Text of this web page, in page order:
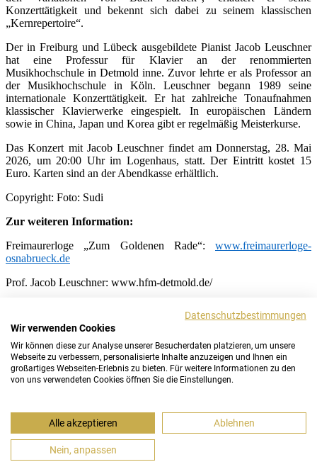
Konzerttätigkeit und bekennt sich dabei zu seinem klassischen
„Kernrepertoire“.
Der in Freiburg und Lübeck ausgebildete Pianist Jacob Leuschner
hat eine Professur für Klavier an der renommierten
Musikhochschule in Detmold inne. Zuvor lehrte er als Professor an
der Musikhochschule in Köln. Leuschner begann 1989 seine
internationale Konzerttätigkeit. Er hat zahlreiche Tonaufnahmen
klassischer Klavierwerke eingespielt. In europäischen Ländern
sowie in China, Japan und Korea gibt er regelmäßig Meisterkurse.
Das Konzert mit Jacob Leuschner findet am Donnerstag, 28. Mai
2026, um 20:00 Uhr im Logenhaus, statt. Der Eintritt kostet 15
Euro. Karten sind an der Abendkasse erhältlich.
Copyright: Foto: Sudi
Zur weiteren Information:
Freimaurerloge „Zum Goldenen Rade“: www.freimaurerloge-
osnabrueck.de
Prof. Jacob Leuschner: www.hfm-detmold.de/
Termin: 28. Mai 2026, 20 Uhr
Ort: Lortzinghaus Osnabrück, An der Katharinenkirche 3, 49074
Osnabrück
Programm: Konzert von Jacob Leuschner
Impressum | Datenschutz
FaceBook|Instagram
Datenschutzbestimmungen
Wir verwenden Cookies
Wir können diese zur Analyse unserer Besucherdaten platzieren, um unsere
Webseite zu verbessern, personalisierte Inhalte anzuzeigen und Ihnen ein
großartiges Webseiten-Erlebnis zu bieten. Für weitere Informationen zu den
von uns verwendeten Cookies öffnen Sie die Einstellungen.
Alle akzeptieren Ablehnen
Nein, anpassen